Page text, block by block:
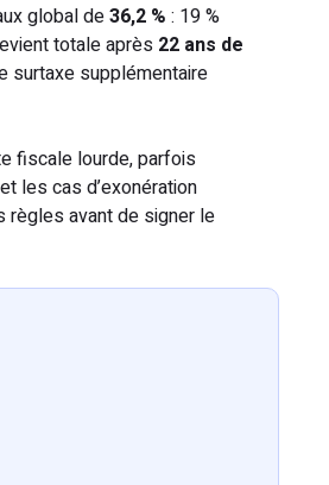
global de36,2 % : 19 %
totale après 22 ans de
surtaxe supplémentaire
fiscale lourde, parfois
les cas d’exonération
règles avant de signer le